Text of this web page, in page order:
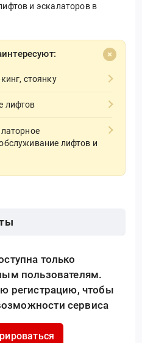
и эскалаторов в
стоянку
лифтов
лифтов и
только
пользователям.
регистрацию, чтобы
сервиса